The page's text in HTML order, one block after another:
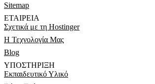
Sitemap
ΕΤΑΙΡΕΊΑ
Σχετικά με τη Hostinger
Η Τεχνολογία Μας
Blog
ΥΠΟΣΤΉΡΙΞΗ
Εκπαιδευτικό Υλικό